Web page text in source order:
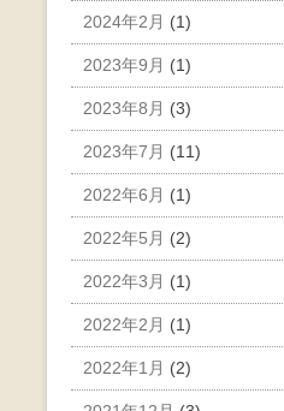
2024年2月 (1)
2023年9月 (1)
2023年8月 (3)
2023年7月 (11)
2022年6月 (1)
2022年5月 (2)
2022年3月 (1)
2022年2月 (1)
2022年1月 (2)